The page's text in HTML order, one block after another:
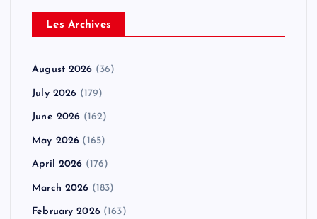
Les Archives
August 2026 (36)
July 2026 (179)
June 2026 (162)
May 2026 (165)
April 2026 (176)
March 2026 (183)
February 2026(163)